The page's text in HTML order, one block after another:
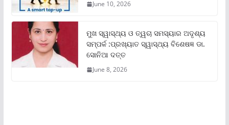
June 10, 2026
ମୁଖ ସ୍ୱାସ୍ଥ୍ୟ ଓ ତ୍ୱଚା ସମସ୍ୟାର ଅଦୃଶ୍ୟ
ସମ୍ପର୍କ :ପ୍ରଖ୍ୟାତ ସ୍ୱାସ୍ଥ୍ୟ ବିଶେଷଜ୍ଞ ଡା.
ସୋନିଆ ଦତ୍ତ
June 8, 2026